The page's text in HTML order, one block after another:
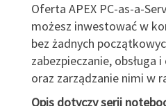
Oferta APEX PC-as-a-
możesz inwestować w
bez żadnych
zabezpieczanie,
oraz zarządzanie nimi w
Opis dotyczy serii